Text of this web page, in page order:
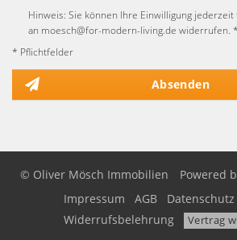
Hinweis: Sie können Ihre Einwilligung
an moesch@for-modern-living.de widerrufen. *
* Pflichtfelder
Absenden
© Oliver Mösch Immobilien
Powered
Impressum
AGB Datenschutz
Widerrufsbelehrung
Vertrag